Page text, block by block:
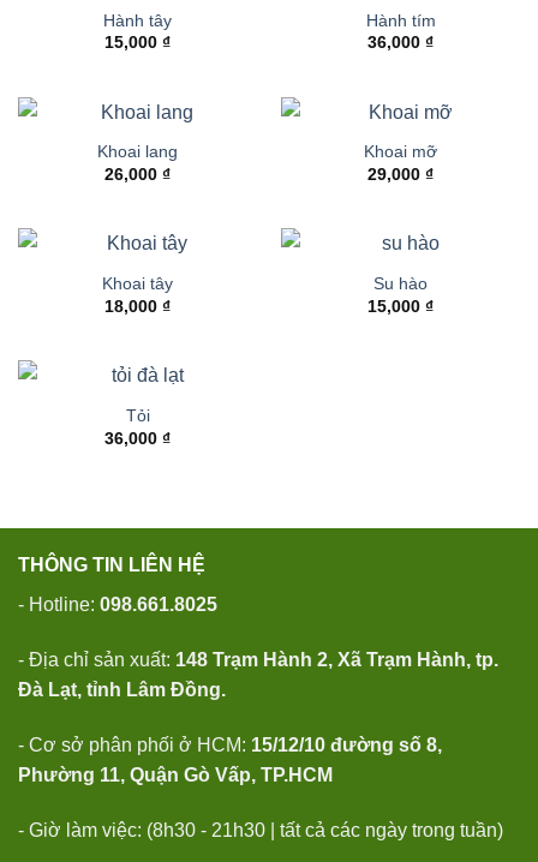
Hành tây
15,000 ₫
Hành tím
36,000 ₫
Khoai lang
26,000 ₫
Khoai mỡ
29,000 ₫
Khoai tây
18,000 ₫
Su hào
15,000 ₫
Tỏi
36,000 ₫
THÔNG TIN LIÊN HỆ
- Hotline: 098.661.8025
- Địa chỉ sản xuất: 148 Trạm Hành 2, Xã Trạm Hành, tp.
Đà Lạt, tỉnh Lâm Đồng.
- Cơ sở phân phối ở HCM: 15/12/10 đường số 8,
Phường 11, Quận Gò Vấp, TP.HCM
- Giờ làm việc: (8h30 - 21h30 | tất cả các ngày trong tuần)